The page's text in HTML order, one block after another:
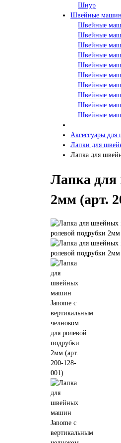
Шнур
Швейные
Швейные
Швейные
Швейные
Швейные
Швейные
Швейные
Швейные
Швейные
Швейные
Швейные
Аксессуары для
Лапки для
Лапка для
Лапка для
2мм (арт.